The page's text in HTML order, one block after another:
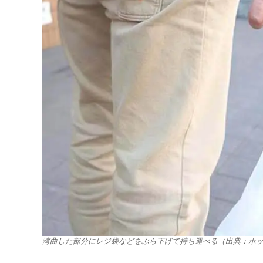
湾曲した部分にレジ袋などをぶら下げて持ち運べる（出典：ホ